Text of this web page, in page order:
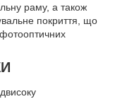
раму, а також
покриття, що
фотооптичних